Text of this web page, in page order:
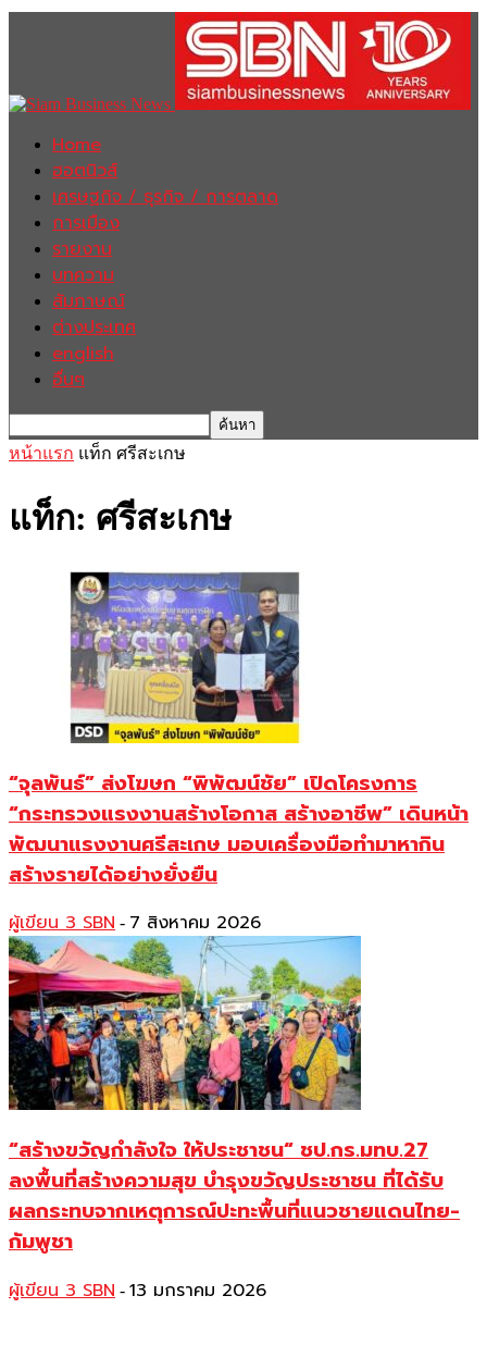
Home
ฮอตนิวส์
เศรษฐกิจ / ธุรกิจ / การตลาด
การเมือง
รายงาน
บทความ
สัมภาษณ์
ต่างประเทศ
english
อื่นๆ
หน้าแรก แท็ก ศรีสะเกษ
แท็ก: ศรีสะเกษ
“จุลพันธ์” ส่งโฆษก “พิพัฒน์ชัย” เปิดโครงการ
“กระทรวงแรงงานสร้างโอกาส สร้างอาชีพ” เดินหน้า
พัฒนาแรงงานศรีสะเกษ มอบเครื่องมือทำมาหากิน
สร้างรายได้อย่างยั่งยืน
ผู้เขียน 3 SBN - 7 สิงหาคม 2026
“สร้างขวัญกำลังใจ ให้ประชาชน“ ชป.กร.มทบ.27
ลงพื้นที่สร้างความสุข บำรุงขวัญประชาชน ที่ได้รับ
ผลกระทบจากเหตุการณ์ปะทะพื้นที่แนวชายแดนไทย-
กัมพูชา
ผู้เขียน 3 SBN - 13 มกราคม 2026